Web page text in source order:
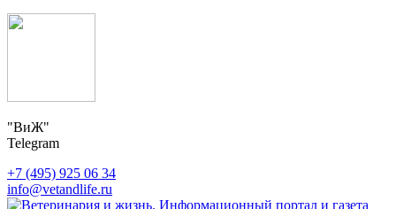
"ВиЖ"
Telegram
+7 (495) 925 06 34
info@vetandlife.ru